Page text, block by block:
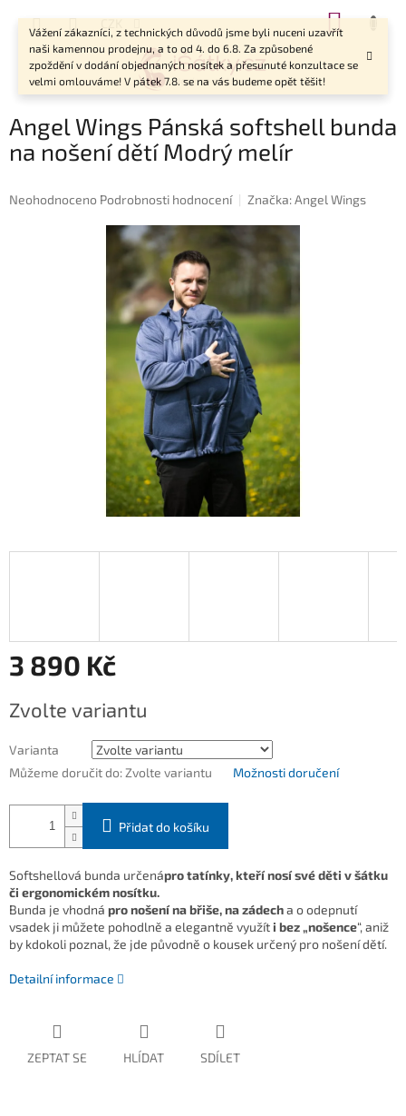
Vážení zákazníci, z technických důvodů jsme byli nuceni uzavřít
naši kamennou prodejnu, a to od 4. do 6.8. Za způsobené
zpoždění v dodání objednaných nosítek a přesunuté konzultace se
velmi omlouváme! V pátek 7.8. se na vás budeme opět těšit!
CZK
Angel Wings Pánská softshell bunda
na nošení dětí Modrý melír
Průměrné
Neohodnoceno Podrobnosti hodnocení Značka:Angel Wings
3 890 Kč
cena:
Zvolte variantu
Varianta
Můžeme doručit do: Zvolte variantu Možnosti doručení
Přidat do košíku
Softshellová bunda určenápro tatínky, kteří nosí své děti v šátku
či ergonomickém nosítku.
Bunda je vhodná pro nošení na břiše, na zádecha o odepnutí
vsadek ji můžete pohodlně a elegantně využít i bez „nošence“, aniž
by kdokoli poznal, že jde původně o kousek určený pro nošení dětí.
Detailní informace
ZEPTAT SE HLÍDAT SDÍLET